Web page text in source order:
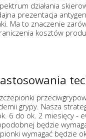
działania
prezentacja
Ma to znaczenie
kosztów
grypy. Nasza
6 do ok. 2 miesięcy -
będzie
wymagać będzie